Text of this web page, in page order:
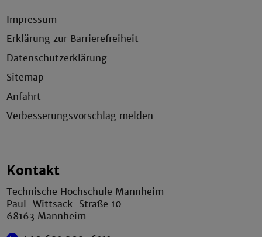
Impressum
Erklärung zur Barrierefreiheit
Datenschutzerklärung
Sitemap
Anfahrt
Verbesserungsvorschlag melden
Kontakt
Technische Hochschule Mannheim
Paul-Wittsack-Straße 10
68163 Mannheim